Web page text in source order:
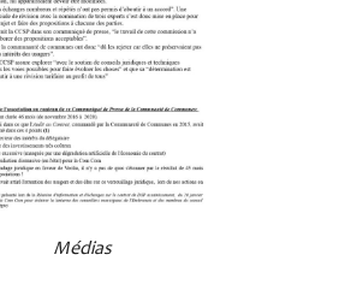
Médias